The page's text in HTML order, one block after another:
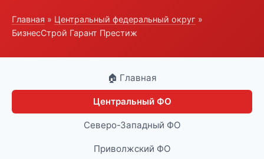
Главная » Центральный федеральный округ »
БизнесСтрой Гарант Престиж
🏠 Главная
Центральный ФО
Северо-Западный ФО
Приволжский ФО